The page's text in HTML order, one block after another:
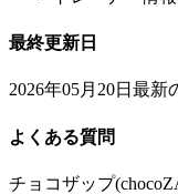
最終更新日
2026年05月20日 最新
よくある質問
チョコザップ